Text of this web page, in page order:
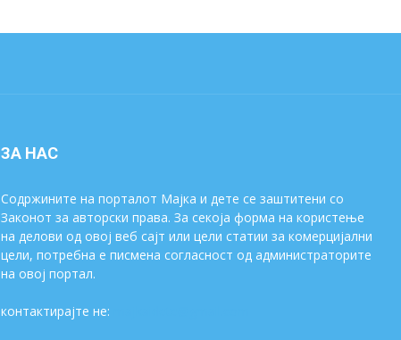
ЗА НАС
Содржините на порталот Мајка и дете се заштитени со
Законот за авторски права. За секоја форма на користење
на делови од овој веб сајт или цели статии за комерцијални
цели, потребна е писмена согласност од администраторите
на овој портал.
контактирајте не: